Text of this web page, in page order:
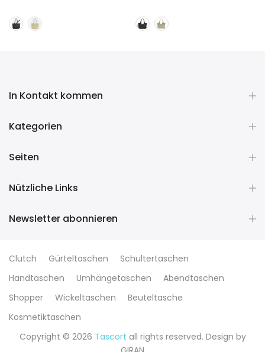
In Kontakt kommen
Kategorien
Seiten
Nützliche Links
Newsletter abonnieren
Clutch Gürteltaschen
Schultertaschen
Handtaschen
Umhängetaschen
Abendtaschen
Shopper
Wickeltaschen
Beuteltasche
Kosmetiktaschen
Copyright © 2026 Tascort all rights reserved. Design by